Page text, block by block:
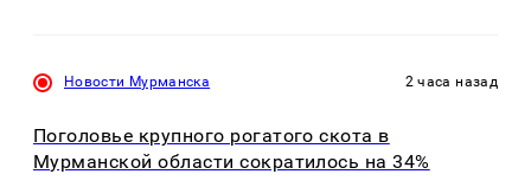
Новости Мурманска 2 часа назад
Поголовье крупного рогатого скота в
Мурманской области сократилось на 34%